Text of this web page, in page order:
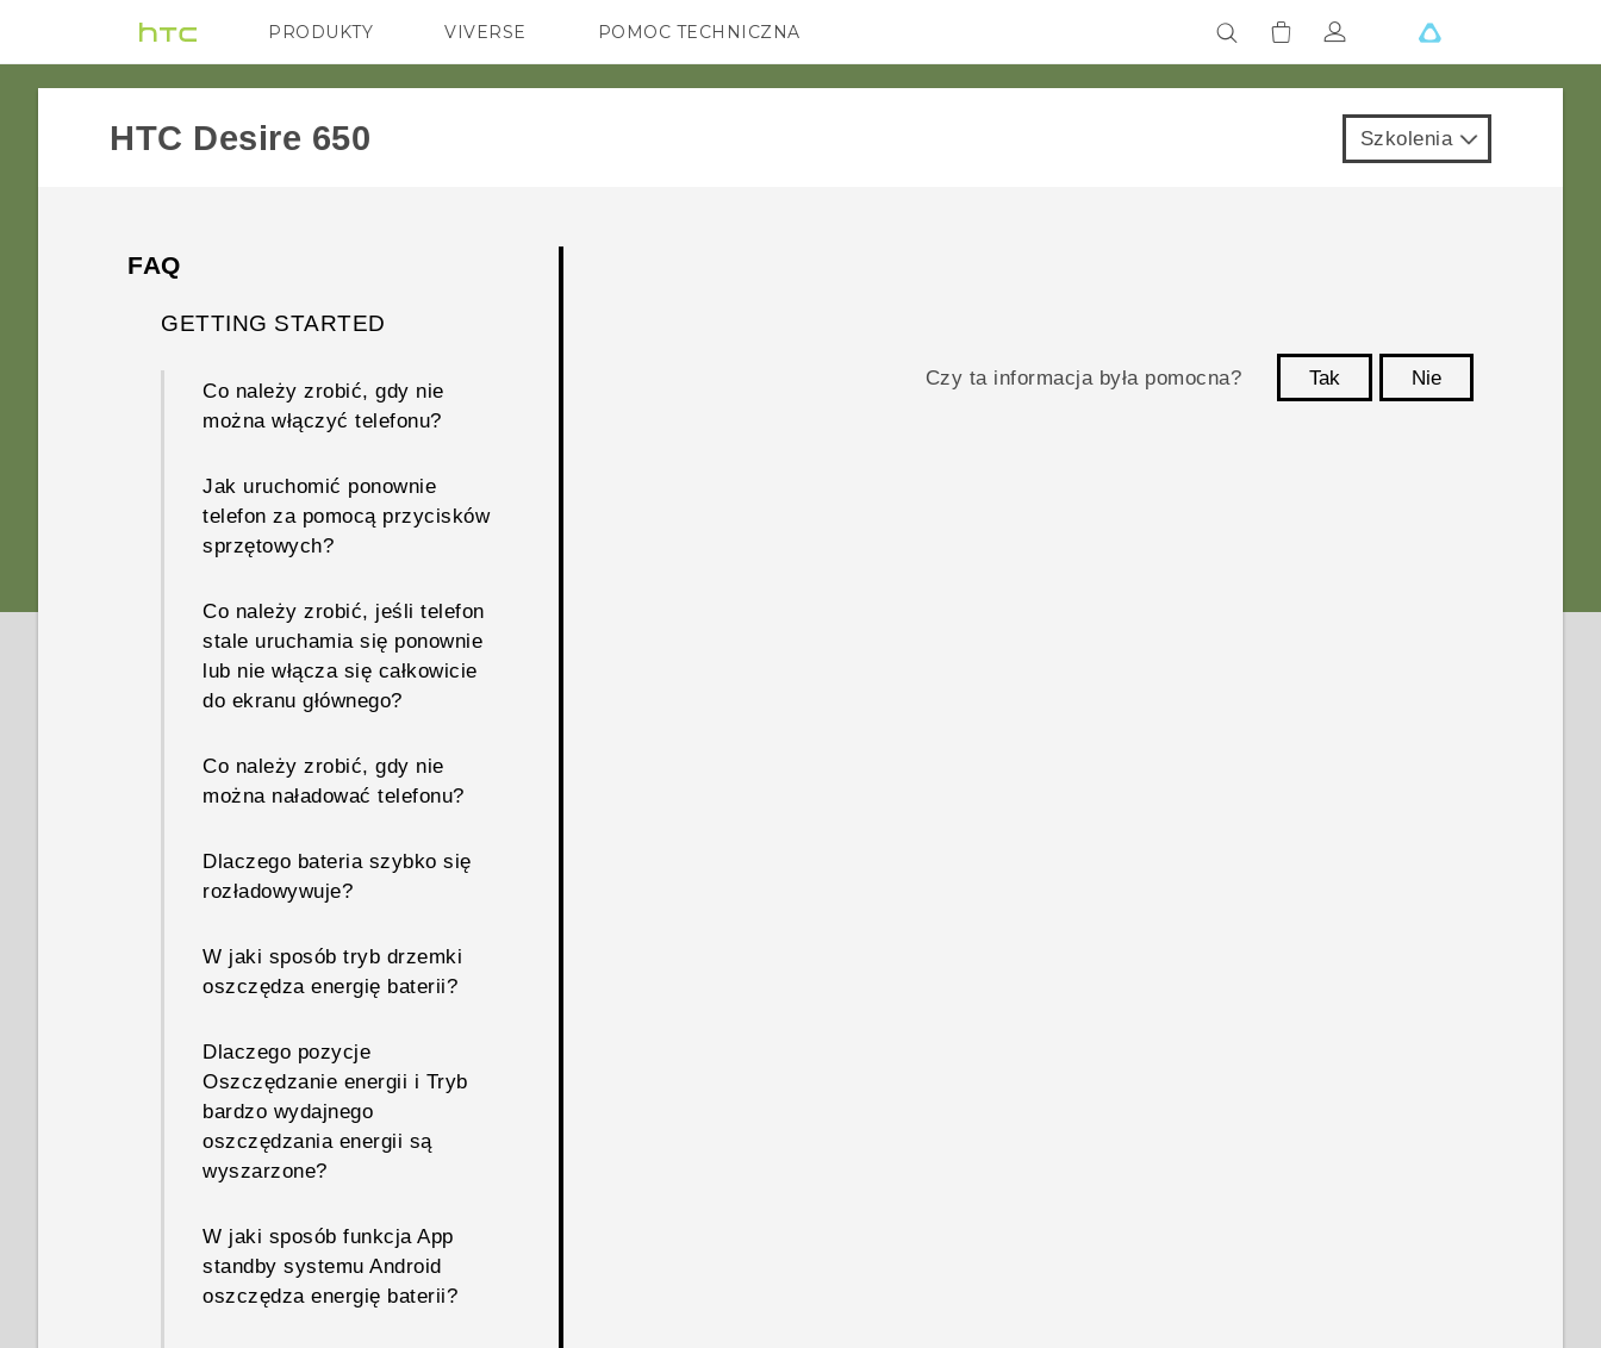
PRODUKTY
VIVE G REIGNS SMARTFONY AKCESORIA
VIVERSE POMOC TECHNICZNA
Urządzenia i akcesoria HTC
HTC Desire 650‎ Szkolenia
FAQ
GETTING STARTED
Co należy zrobić, gdy nie
można włączyć telefonu?
Jak uruchomić ponownie
telefon za pomocą przycisków
sprzętowych?
Co należy zrobić, jeśli telefon
stale uruchamia się ponownie
lub nie włącza się całkowicie
do ekranu głównego?
Co należy zrobić, gdy nie
można naładować telefonu?
Dlaczego bateria szybko się
rozładowywuje?
W jaki sposób tryb drzemki
oszczędza energię baterii?
Dlaczego pozycje
Oszczędzanie energii i Tryb
bardzo wydajnego
oszczędzania energii są
wyszarzone?
W jaki sposób funkcja App
standby systemu Android
oszczędza energię baterii?
Czy ta informacja była pomocna? Tak
Nie